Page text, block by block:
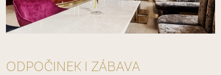
ODPOČINEK I ZÁBAVA